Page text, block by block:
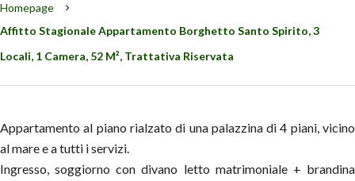
Homepage
Affitto Stagionale Appartamento Borghetto Santo Spirito, 3
Locali, 1 Camera, 52 M², Trattativa Riservata
Appartamento al piano rialzato di una palazzina di 4 piani, vicino
al mare e a tutti i servizi.
Ingresso, soggiorno con divano letto matrimoniale + brandina